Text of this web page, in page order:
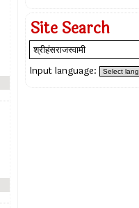
Site Search
Input language: